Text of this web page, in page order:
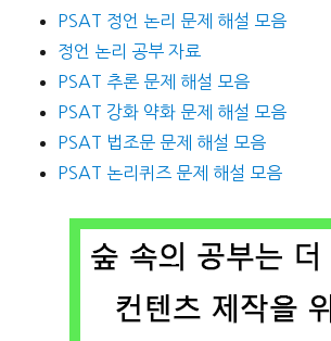
PSAT 정언 논리 문제 해설 모음
정언 논리 공부 자료
PSAT 추론 문제 해설 모음
PSAT 강화 약화 문제 해설 모음
PSAT 법조문 문제 해설 모음
PSAT 논리퀴즈 문제 해설 모음